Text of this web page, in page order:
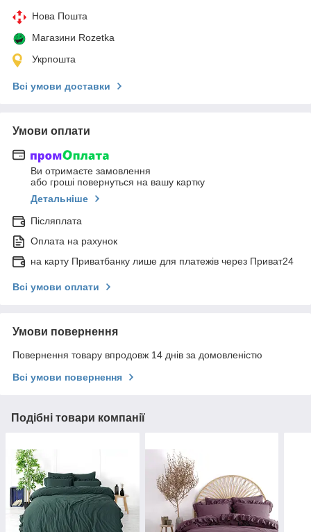
Нова Пошта
Магазини Rozetka
Укрпошта
Всі умови доставки
Умови оплати
Ви отримаєте замовлення
або гроші повернуться на вашу картку
Детальніше
Післяплата
Оплата на рахунок
на карту Приватбанку лише для платежів через Приват24
Всі умови оплати
Умови повернення
Повернення товару впродовж 14 днів за домовленістю
Всі умови повернення
Подібні товари компанії